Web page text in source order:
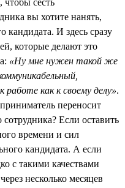
вы хотите нанять,
кандидата. И здесь сразу
которые делают это
«Ну мне нужен такой же
как к своему делу».
переносит
Если оставить
времени и сил
кандидата. А если
с такими качествами
несколько месяцев